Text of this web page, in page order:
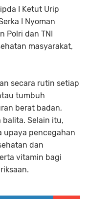
I Ketut Urip
I Nyoman
Polri dan TNI
masyarakat,
secara rutin setiap
tumbuh
berat badan,
Selain itu,
upaya pencegahan
dan
vitamin bagi